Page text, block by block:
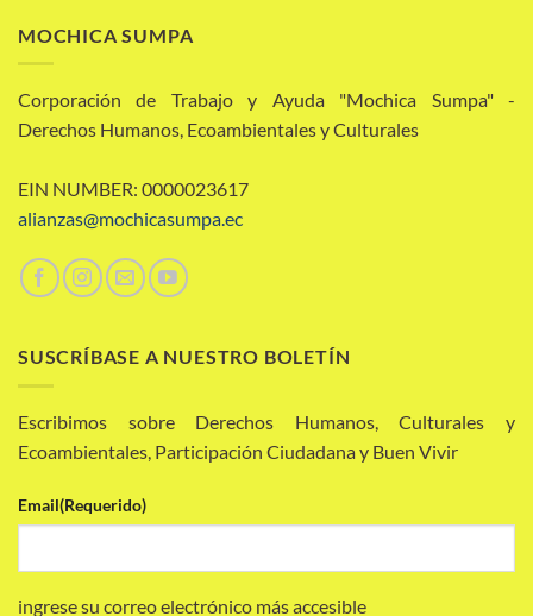
MOCHICA SUMPA
Corporación de Trabajo y Ayuda "Mochica Sumpa" -
Derechos Humanos, Ecoambientales y Culturales
EIN NUMBER: 0000023617
alianzas@mochicasumpa.ec
SUSCRÍBASE A NUESTRO BOLETÍN
Escribimos sobre Derechos Humanos, Culturales y
Ecoambientales, Participación Ciudadana y Buen Vivir
Email(Requerido)
ingrese su correo electrónico más accesible